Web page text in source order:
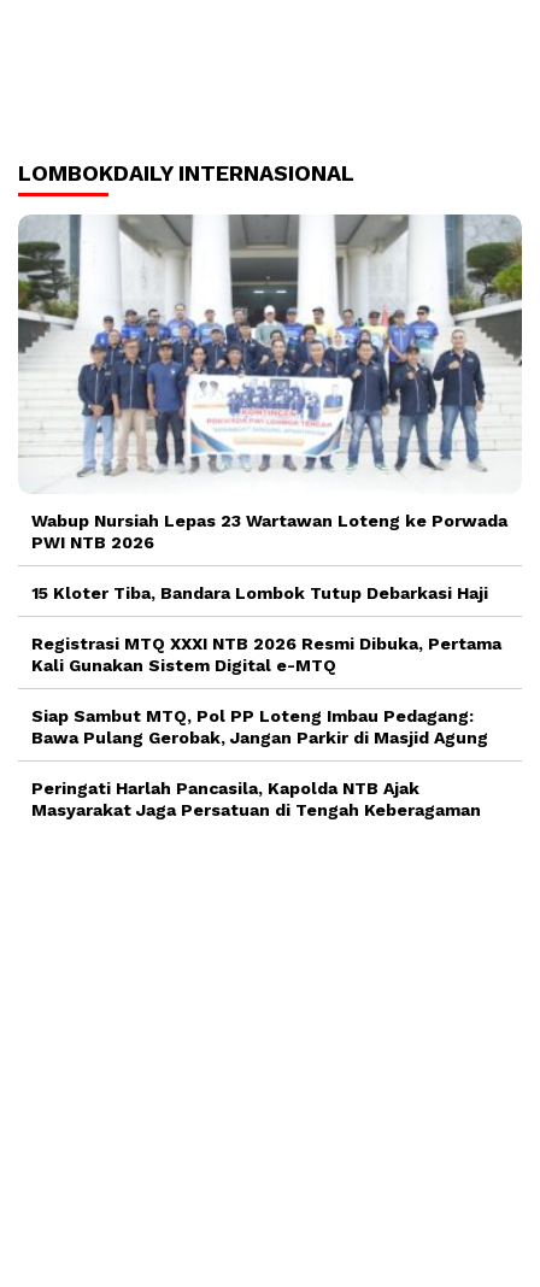
LOMBOKDAILY INTERNASIONAL
Wabup Nursiah Lepas 23 Wartawan Loteng ke Porwada
PWI NTB 2026
15 Kloter Tiba, Bandara Lombok Tutup Debarkasi Haji
Registrasi MTQ XXXI NTB 2026 Resmi Dibuka, Pertama
Kali Gunakan Sistem Digital e-MTQ
Siap Sambut MTQ, Pol PP Loteng Imbau Pedagang:
Bawa Pulang Gerobak, Jangan Parkir di Masjid Agung
Peringati Harlah Pancasila, Kapolda NTB Ajak
Masyarakat Jaga Persatuan di Tengah Keberagaman